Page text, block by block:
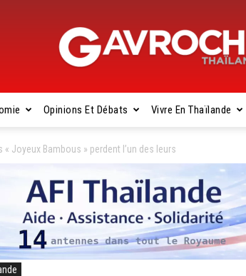
Gavroche
Thaïlande
Opinions Et Débats Vivre En Thaïlande
« Joyeux Bambous » perdent l’un des leurs